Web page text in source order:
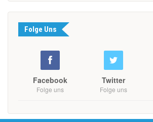
Folge Uns
Facebook
Folge uns
Twitter
Folge uns